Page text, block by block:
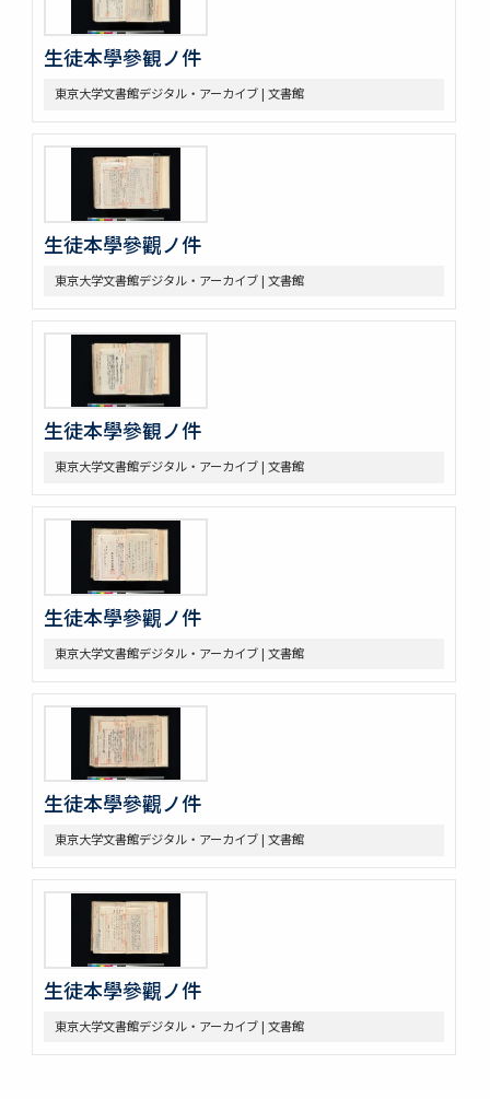
生徒本學參観ノ件
東京大学文書館デジタル・アーカイブ | 文書館
生徒本學參觀ノ件
東京大学文書館デジタル・アーカイブ | 文書館
生徒本學參観ノ件
東京大学文書館デジタル・アーカイブ | 文書館
生徒本學參觀ノ件
東京大学文書館デジタル・アーカイブ | 文書館
生徒本學參觀ノ件
東京大学文書館デジタル・アーカイブ | 文書館
生徒本學參觀ノ件
東京大学文書館デジタル・アーカイブ | 文書館